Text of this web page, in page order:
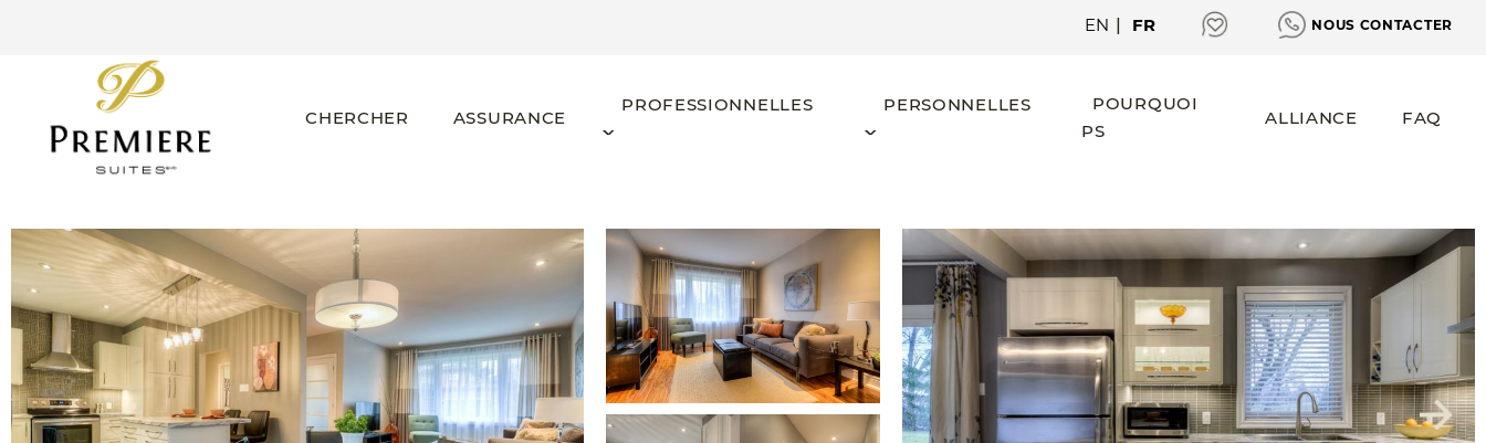
EN | FR NOUS CONTACTER
CHERCHER ASSURANCE
PROFESSIONNELLES PERSONNELLES
POURQUOI
PS
ALLIANCE FAQ